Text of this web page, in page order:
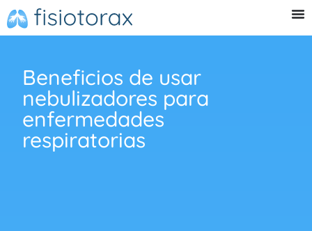
Beneficios de usar
nebulizadores para
enfermedades
respiratorias